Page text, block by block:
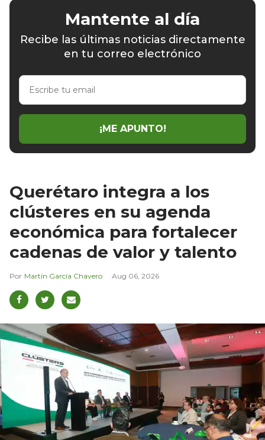
Mantente al día
Recibe las últimas noticias directamente
en tu correo electrónico
Escribe
email
¡ME APUNTO!
Querétaro integra a los
clústeres en su agenda
económica para fortalecer
cadenas de valor y talento
Martín García Chavero Aug 06, 2026